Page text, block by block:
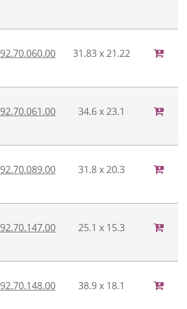
92.70.060.00 31.83 x 21.22
92.70.061.00 34.6 x 23.1
92.70.089.00 31.8 x 20.3
92.70.147.00 25.1 x 15.3
92.70.148.00 38.9 x 18.1